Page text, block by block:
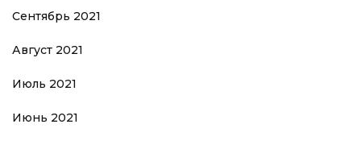
Сентябрь 2021
Август 2021
Июль 2021
Июнь 2021